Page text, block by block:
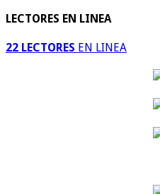
LECTORES EN LINEA
22 LECTORES EN LINEA